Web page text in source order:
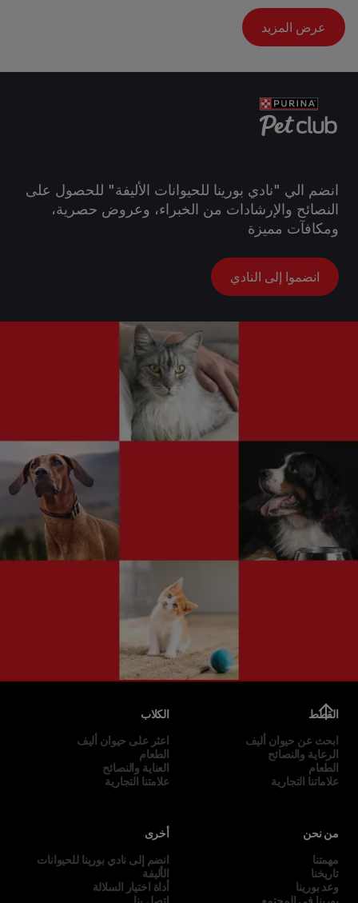
عرض المزيد
انضم الي "نادي بورينا للحيوانات الأليفة" للحصول على
النصائح والإرشادات من الخبراء، وعروض حصرية،
ومكافآت مميزة
انضموا إلى النادي
القطط
ابحث عن حيوان أليف
الرعاية والنصائح
الطعام
علاماتنا التجارية
الكلاب
اعثر على حيوان أليف
الطعام
العناية والنصائح
علامتنا التجارية
من نحن
مهمتنا
تاريخنا
وعد بورينا
بورينا في المجتمع
أخرى
انضم إلى نادي بورينا للحيوانات
الأليفة
أداة اختيار السلالة
اتصل بنا